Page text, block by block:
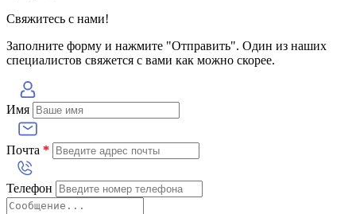
Свяжитесь с нами!
Заполните форму и нажмите "Отправить". Один из наших
специалистов свяжется с вами как можно скорее.
Имя
Почта *
Телефон